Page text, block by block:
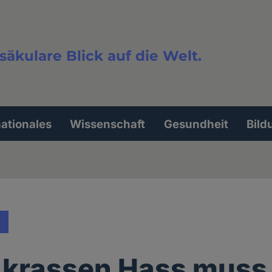
Blick auf die Welt.
Wissenschaft Gesundheit